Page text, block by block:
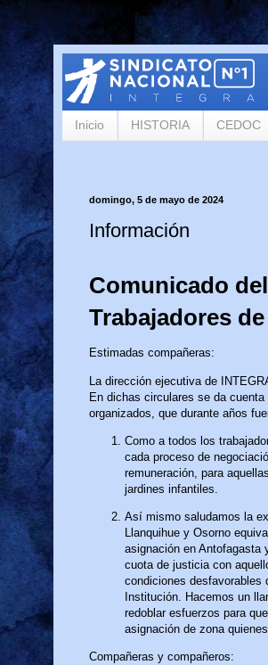
Inicio HISTORIA CEDOC
domingo, 5 de mayo de 2024
Información
Comunicado
Trabajadores
Estimadas compañeras:
La dirección ejecutiva de
En dichas circulares se da
organizados, que durante años
Como a todos los
cada proceso de
remuneración, para
jardines infantiles.
Así mismo saludamos la
Llanquihue y Osorno
asignación en Antofagasta
cuota de justicia con
condiciones desfavorables
Institución. Hacemos un
redoblar esfuerzos para
asignación de zona
Compañeras y compañeros: